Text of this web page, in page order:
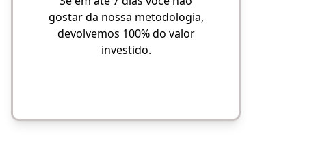
gostar da nossa metodologia,
devolvemos 100% do valor
investido.